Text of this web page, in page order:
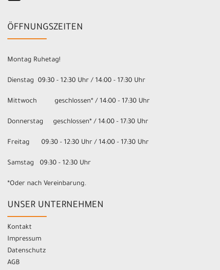
ÖFFNUNGSZEITEN
Montag Ruhetag!
Dienstag 09:30 - 12:30 Uhr / 14:00 - 17:30 Uhr
Mittwoch geschlossen* / 14:00 - 17:30 Uhr
Donnerstag geschlossen* / 14:00 - 17:30 Uhr
Freitag 09:30 - 12:30 Uhr / 14:00 - 17:30 Uhr
Samstag 09:30 - 12:30 Uhr
*Oder nach Vereinbarung.
UNSER UNTERNEHMEN
Kontakt
Impressum
Datenschutz
AGB